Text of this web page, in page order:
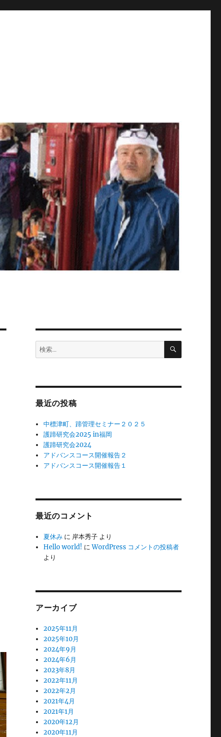
検
索:
検
最近の投稿
中標津町、蹄管理セミナー２０２５
護蹄研究会2025 in福岡
護蹄研究会2024
アドバンスコース開催報告２
アドバンスコース開催報告１
最近のコメント
夏休み に 岸本秀子 より
Hello world! にWordPress コメントの投稿者
より
アーカイブ
2025年11月
2025年10月
2024年9月
2024年6月
2023年8月
2022年11月
2022年2月
2021年4月
2021年1月
2020年12月
2020年11月